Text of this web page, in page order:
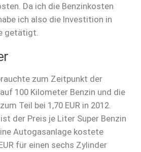
Da ich die Benzinkosten
ich also die Investition in
getätigt.
zum Zeitpunkt der
100 Kilometer Benzin und die
Teil bei 1,70 EUR in 2012.
der Preis je Liter Super Benzin
Autogasanlage kostete
für einen sechs Zylinder